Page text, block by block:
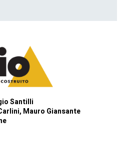
Santilli
Mauro Giansante